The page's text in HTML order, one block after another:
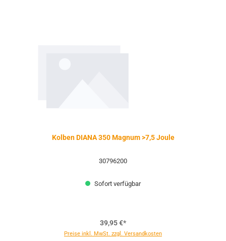
Kolben DIANA 350 Magnum >7,5 Joule
30796200
Sofort verfügbar
39,95 €*
Preise inkl. MwSt. zzgl. Versandkosten